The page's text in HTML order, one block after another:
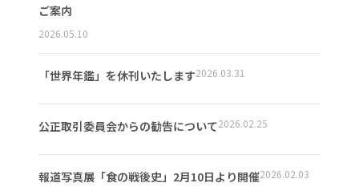
ご案内
2026.05.10
「世界年鑑」を休刊いたします2026.03.31
公正取引委員会からの勧告について2026.02.25
報道写真展「食の戦後史」2月10日より開催2026.02.03